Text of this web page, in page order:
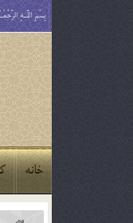
بِسْمِ اللَّـهِ
خانه